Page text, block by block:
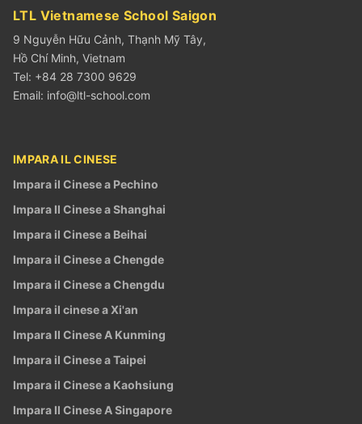
LTL Vietnamese School Saigon
9 Nguyễn Hữu Cảnh, Thạnh Mỹ Tây,
Hồ Chí Minh, Vietnam
Tel: +84 28 7300 9629
Email: info@ltl-school.com
IMPARA IL CINESE
Impara il Cinese a Pechino
Impara Il Cinese a Shanghai
Impara il Cinese a Beihai
Impara il Cinese a Chengde
Impara il Cinese a Chengdu
Impara il cinese a Xi'an
Impara Il Cinese A Kunming
Impara il Cinese a Taipei
Impara il Cinese a Kaohsiung
Impara Il Cinese A Singapore